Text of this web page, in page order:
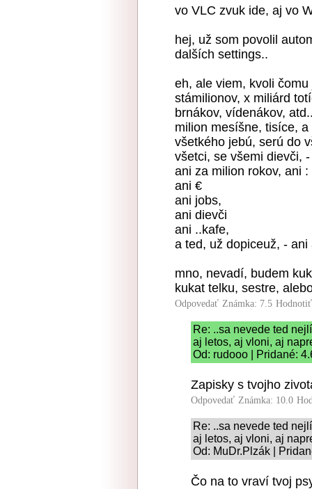
vo VLC zvuk ide, aj vo
hej, už som povolil
dalších settings..
eh, ale viem, kvoli
stámilionov, x miliárd
brnákov, vídenákov,
milion mesíšne, tisíce,
všetkého jebú, serú do
všetci, se všemi dievči,
ani za milion rokov, ani :
ani €
ani jobs,
ani dievči
ani ..kafe,
a ted, už dopiceuž, -
mno, nevadí, budem
kukat telku, sestre,
Odpovedať Známka: 7.5
Re: ..sa nevede ted
aj letos, aj vloni, aj
Od: rudooo | Pridané:
Zapisky s tvojho
Odpovedať Známka: 10.0
Re: ..sa nevede ted
aj letos, aj vloni, aj
Od: MuDr.Plzák |
Čo na to vraví tvoj